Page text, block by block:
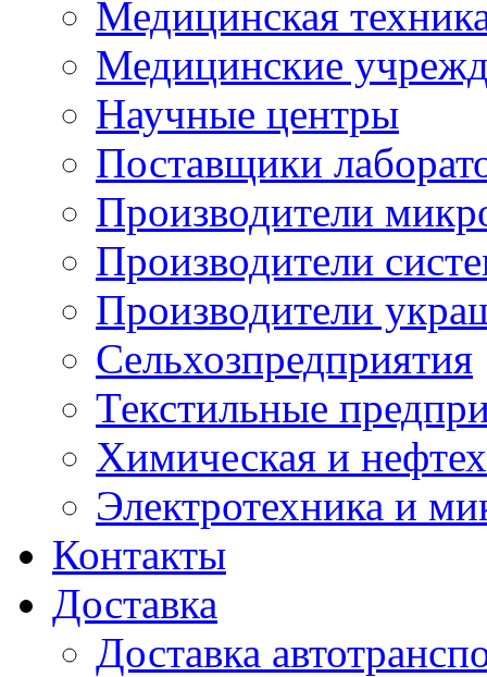
Медицинская
Медицинские
Научные центры
Поставщики
Производители
Производители
Производители
Сельхозпредприятия
Текстильные
Химическая и
Электротехника и
Контакты
Доставка
Доставка